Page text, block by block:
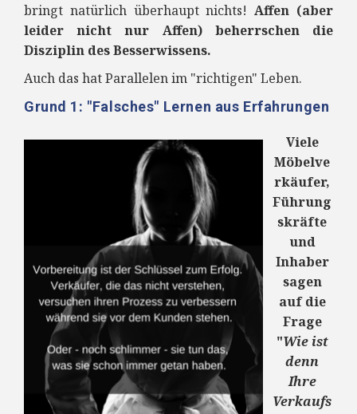
bringt natürlich überhaupt nichts!Affen (aber
leider nicht nur Affen) beherrschen die
Disziplin des Besserwissens.
Auch das hat Parallelen im "richtigen" Leben.
Grund 1: "Falsches" Lernen aus Erfahrungen
Viele
Möbelve
rkäufer,
Führung
skräfte
und
Inhaber
sagen
auf die
Frage
"Wie ist
denn
Ihre
Verkaufs